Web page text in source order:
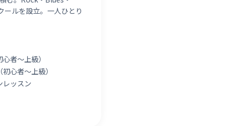
ルを設立。一人ひとり
者〜上級）
心者〜上級）
レッスン